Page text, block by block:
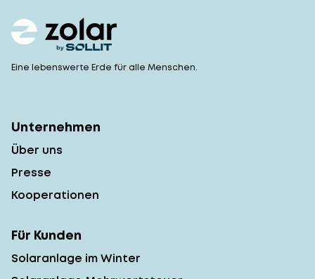
Eine lebenswerte Erde für alle Menschen.
Unternehmen
Über uns
Presse
Kooperationen
Für Kunden
Solaranlage im Winter